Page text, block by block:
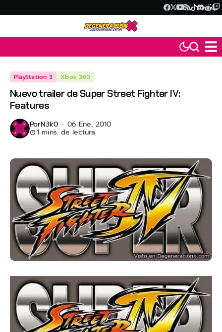
PlayStation 3 Xbox 360
Nuevo trailer de Super Street Fighter IV:
Features
PorN3k0 06 Ene, 2010
1 mins. de lectura